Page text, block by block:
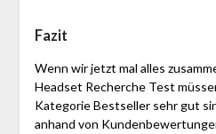
Fazit
Wenn wir jetzt mal alles
Headset Recherche Test
Kategorie Bestseller sehr gut
anhand von